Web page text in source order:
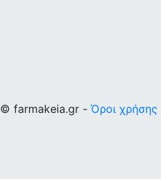
© farmakeia.gr - Όροι χρήσης